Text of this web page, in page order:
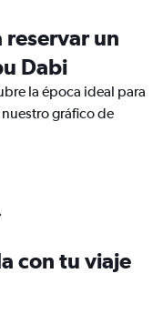
reservar un
Dabi
la época ideal para
gráfico de
con tu viaje